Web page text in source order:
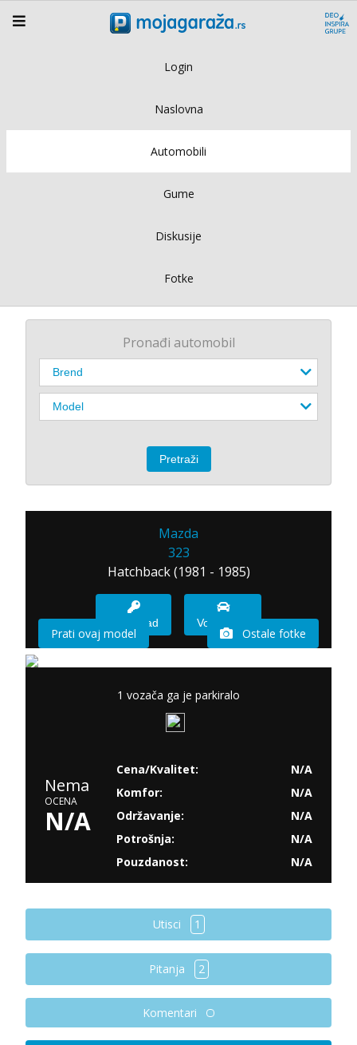
Login
Naslovna
Automobili
Gume
Diskusije
Fotke
Pronađi automobil
Mazda
323
Hatchback (1981 - 1985)
Imam sad Vozio sam
Prati ovaj model Ostale fotke
1 vozača ga je parkiralo
Nema
OCENA
N/A
Cena/Kvalitet:
N/A
Komfor:
N/A
Održavanje:
N/A
Potrošnja:
N/A
Pouzdanost:
N/A
Utisci 1
Pitanja 2
Komentari